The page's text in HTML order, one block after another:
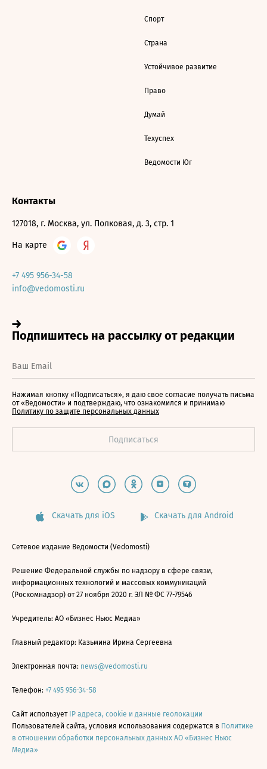
Спорт
Страна
Устойчивое развитие
Право
Думай
Техуспех
Ведомости Юг
Контакты
127018, г. Москва, ул. Полковая, д. 3, стр. 1
На карте
+7 495 956-34-58
info@vedomosti.ru
Нажимая кнопку «Подписаться», я даю свое согласие получать письма
от «Ведомости» и подтверждаю, что ознакомился и принимаю
Политику по защите персональных данных
Скачать для iOS Скачать для Android
Сетевое издание Ведомости (Vedomosti)
Решение Федеральной службы по надзору в сфере связи,
информационных технологий и массовых коммуникаций
(Роскомнадзор) от 27 ноября 2020 г. ЭЛ № ФС 77-79546
Учредитель: АО «Бизнес Ньюс Медиа»
Главный редактор: Казьмина Ирина Сергеевна
Электронная почта: news@vedomosti.ru
Телефон: +7 495 956-34-58
Сайт использует IP адреса, cookie и данные геолокации
Пользователей сайта, условия использования содержатся в Политике
в отношении обработки персональных данных АО «Бизнес Ньюс
Медиа»